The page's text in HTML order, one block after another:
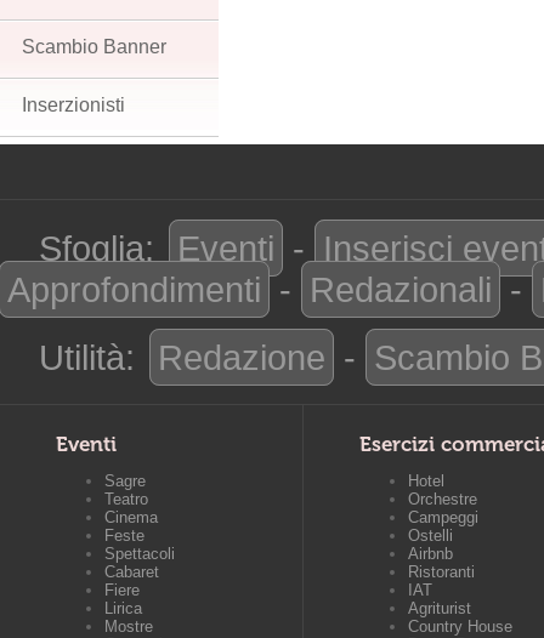
Scambio Banner
Inserzionisti
Sfoglia: Eventi - Inserisci
Approfondimenti - Redazionali -
Utilità:
Redazione - Scambio
Eventi
Sagre
Teatro
Cinema
Feste
Spettacoli
Cabaret
Fiere
Lirica
Mostre
Esercizi
Hotel
Orchestre
Campeggi
Ostelli
Airbnb
Ristoranti
IAT
Agriturist
Country House